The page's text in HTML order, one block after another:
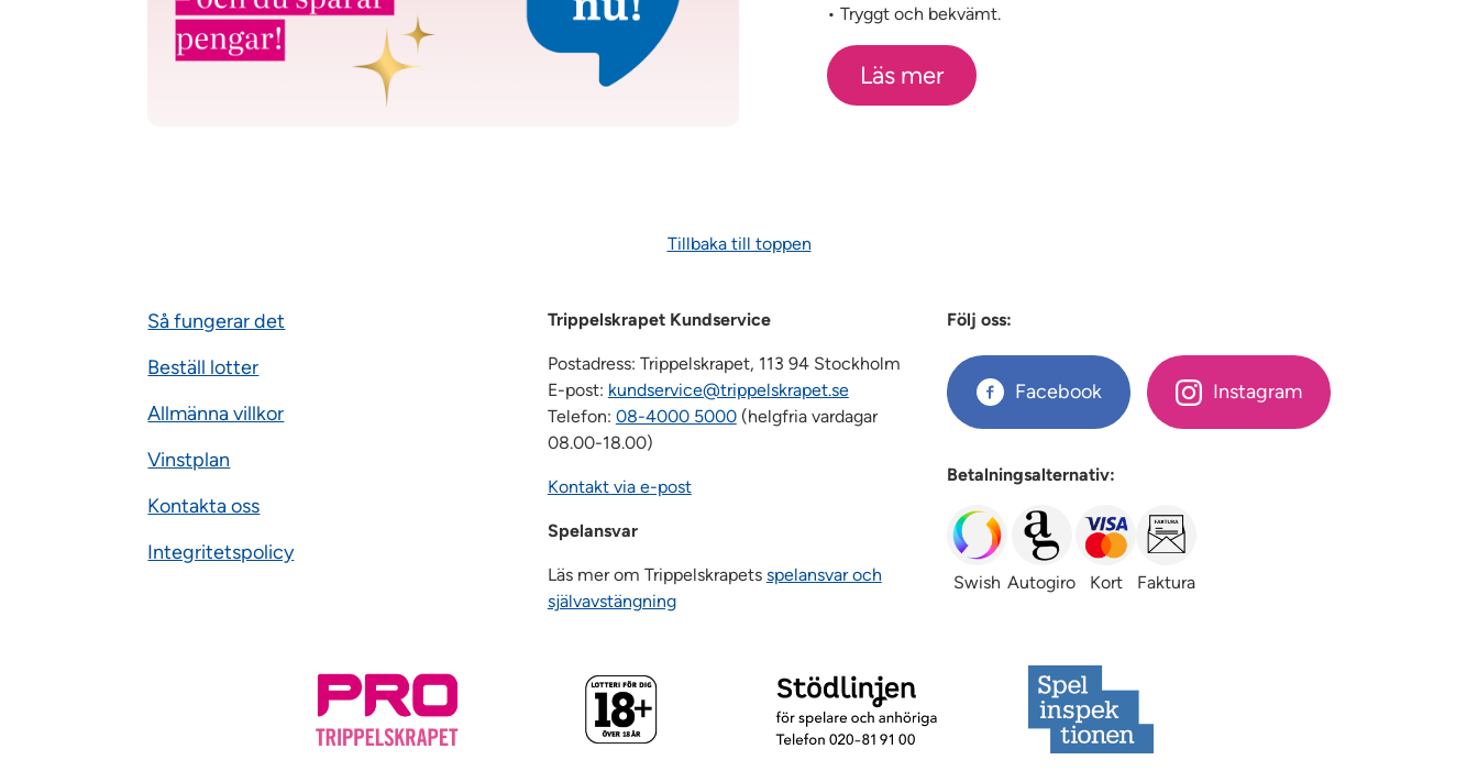
• Tryggt och bekvämt.
Läs mer
Tillbaka till toppen
Så fungerar det
Beställ lotter
Allmänna villkor
Vinstplan
Kontakta oss
Integritetspolicy
Trippelskrapet Kundservice
Postadress: Trippelskrapet, 113 94 Stockholm
E-post: kundservice@trippelskrapet.se
Telefon: 08-4000 5000(helgfria vardagar
08.00-18.00)
Kontakt via e-post
Spelansvar
Läs mer om Trippelskrapets spelansvar och
självavstängning
Följ oss:
Facebook Instagram
Betalningsalternativ:
Swish Autogiro Kort Faktura